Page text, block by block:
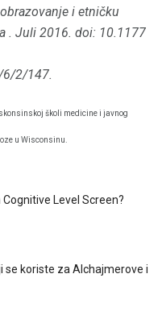
i etničku
. Juli 2016. doi: 10.1177
2/147.
školi medicine i javnog
u Wisconsinu.
Level Screen?
se koriste za Alchajmerove i